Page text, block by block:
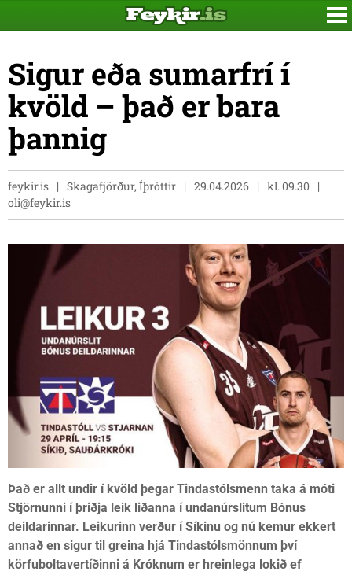
Sigur eða sumarfrí í
kvöld – það er bara
þannig
feykir.is Skagafjörður, Íþróttir 29.04.2026
kl. 09.30
oli@feykir.is
Það er allt undir í kvöld þegar Tindastólsmenn taka á móti
Stjörnunni í þriðja leik liðanna í undanúrslitum Bónus
deildarinnar. Leikurinn verður í Síkinu og nú kemur ekkert
annað en sigur til greina hjá Tindastólsmönnum því
körfuboltavertíðinni á Króknum er hreinlega lokið ef